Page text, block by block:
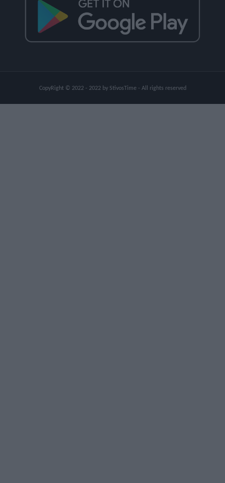
CopyRight © 2022 - 2022 by StivosTime - All rights reserved